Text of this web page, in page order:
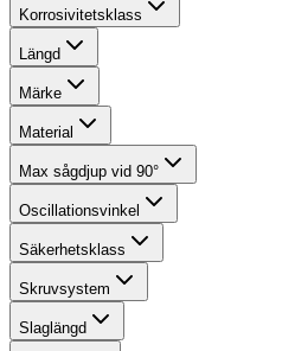
Korrosivitetsklass
Längd
Märke
Material
Max sågdjup vid 90°
Oscillationsvinkel
Säkerhetsklass
Skruvsystem
Slaglängd